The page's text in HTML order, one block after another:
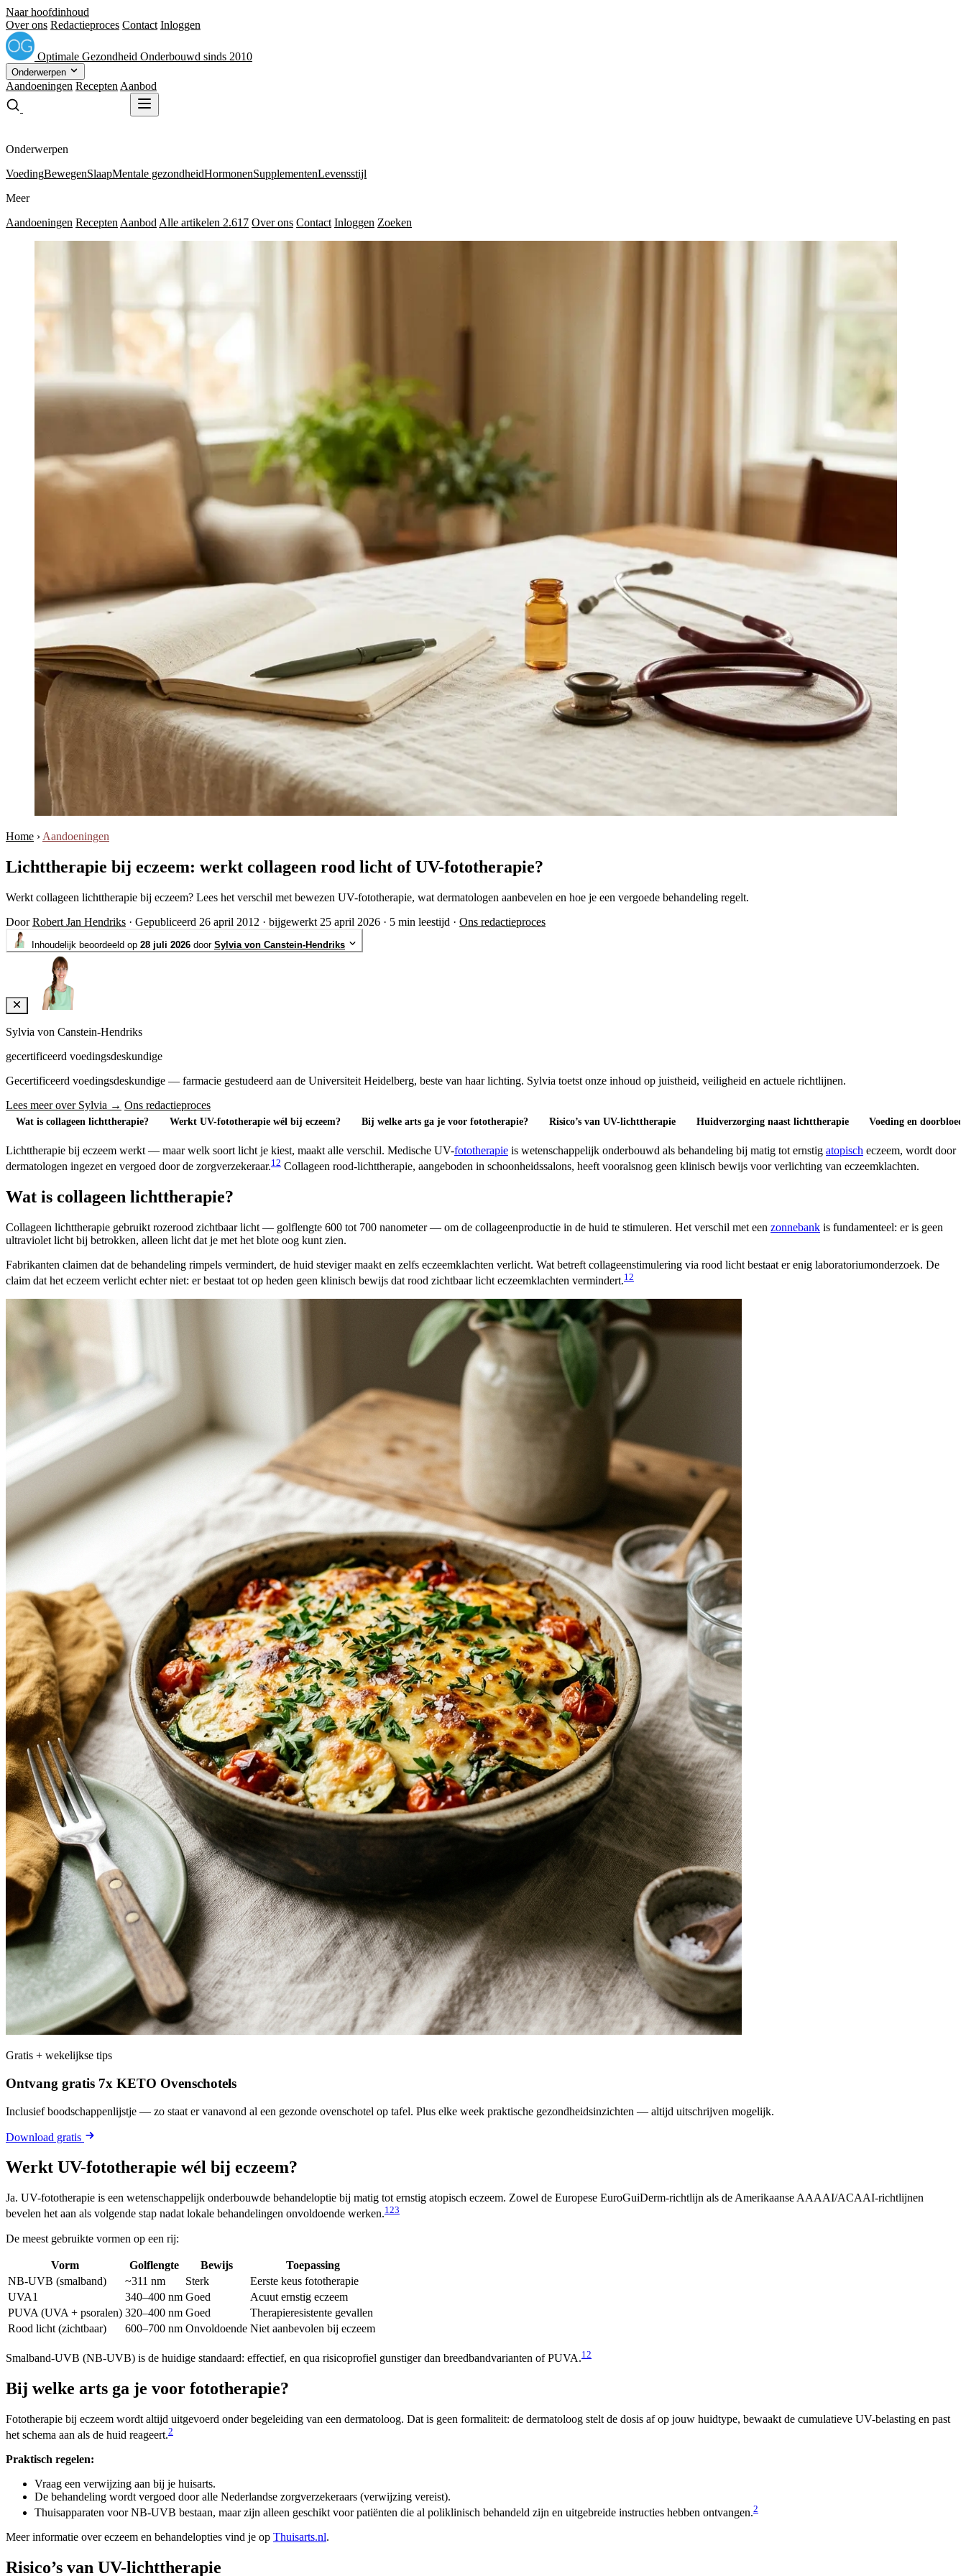
Naar hoofdinhoud
Over ons Redactieproces Contact Inloggen
Optimale Gezondheid Onderbouwd sinds 2010
Onderwerpen
Aandoeningen Recepten Aanbod
Onderwerpen
VoedingBewegenSlaapMentale gezondheidHormonenSupplementenLevensstijl
Meer
Aandoeningen Recepten Aanbod Alle artikelen 2.617 Over ons Contact Inloggen Zoeken
Home › Aandoeningen
Lichttherapie bij eczeem: werkt collageen rood licht of UV-fototherapie?
Werkt collageen lichttherapie bij eczeem? Lees het verschil met bewezen UV-fototherapie, wat dermatologen aanbevelen en hoe je een vergoede behandeling regelt.
DoorRobert Jan Hendriks · Gepubliceerd 26 april 2012 · bijgewerkt 25 april 2026 · 5 min leestijd · Ons redactieproces
Inhoudelijk beoordeeld op 28 juli 2026 door Sylvia von Canstein-Hendriks
Sylvia von Canstein-Hendriks
gecertificeerd voedingsdeskundige
Gecertificeerd voedingsdeskundige — farmacie gestudeerd aan de Universiteit Heidelberg, beste van haar lichting. Sylvia toetst onze inhoud op juistheid, veiligheid en actuele richtlijnen.
Lees meer over Sylvia → Ons redactieproces
Wat is collageen lichttherapie? Werkt UV-fototherapie wél bij eczeem? Bij welke arts ga je voor fototherapie? Risico’s van UV-lichttherapie Huidverzorging naast lichttherapie Voeding en
Lichttherapie bij eczeem werkt — maar welk soort licht je kiest, maakt alle verschil. Medische UV-fototherapie is wetenschappelijk onderbouwd als behandeling bij matig tot ernstig atopisch eczeem, wordt door
dermatologen ingezet en vergoed door de zorgverzekeraar.1 2 Collageen rood-lichttherapie, aangeboden in schoonheidssalons, heeft vooralsnog geen klinisch bewijs voor verlichting van eczeemklachten.
Wat is collageen lichttherapie?
Collageen lichttherapie gebruikt rozerood zichtbaar licht — golflengte 600 tot 700 nanometer — om de collageenproductie in de huid te stimuleren. Het verschil met een zonnebank is fundamenteel: er is geen
ultraviolet licht bij betrokken, alleen licht dat je met het blote oog kunt zien.
Fabrikanten claimen dat de behandeling rimpels vermindert, de huid steviger maakt en zelfs eczeemklachten verlicht. Wat betreft collageenstimulering via rood licht bestaat er enig laboratoriumonderzoek. De
claim dat het eczeem verlicht echter niet: er bestaat tot op heden geen klinisch bewijs dat rood zichtbaar licht eczeemklachten vermindert.1 2
Gratis + wekelijkse tips
Ontvang gratis 7x KETO Ovenschotels
Inclusief boodschappenlijstje — zo staat er vanavond al een gezonde ovenschotel op tafel. Plus elke week praktische gezondheidsinzichten — altijd uitschrijven mogelijk.
Download gratis
Werkt UV-fototherapie wél bij eczeem?
Ja. UV-fototherapie is een wetenschappelijk onderbouwde behandeloptie bij matig tot ernstig atopisch eczeem. Zowel de Europese EuroGuiDerm-richtlijn als de Amerikaanse AAAAI/ACAAI-richtlijnen
bevelen het aan als volgende stap nadat lokale behandelingen onvoldoende werken.123
De meest gebruikte vormen op een rij:
Vorm Golflengte Bewijs
Toepassing
NB-UVB (smalband)
~311 nm Sterk
Eerste keus fototherapie
UVA1
340–400 nm Goed
Acuut ernstig eczeem
PUVA (UVA + psoralen) 320–400 nm Goed
Therapieresistente gevallen
Rood licht (zichtbaar)
600–700 nm Onvoldoende Niet aanbevolen bij eczeem
Smalband-UVB (NB-UVB) is de huidige standaard: effectief, en qua risicoprofiel gunstiger dan breedbandvarianten of PUVA.1 2
Bij welke arts ga je voor fototherapie?
Fototherapie bij eczeem wordt altijd uitgevoerd onder begeleiding van een dermatoloog. Dat is geen formaliteit: de dermatoloog stelt de dosis af op jouw huidtype, bewaakt de cumulatieve UV-belasting en past
het schema aan als de huid reageert.2
Praktisch regelen:
Vraag een verwijzing aan bij je huisarts.
De behandeling wordt vergoed door alle Nederlandse zorgverzekeraars (verwijzing vereist).
Thuisapparaten voor NB-UVB bestaan, maar zijn alleen geschikt voor patiënten die al poliklinisch behandeld zijn en uitgebreide instructies hebben ontvangen.2
Meer informatie over eczeem en behandelopties vind je op Thuisarts.nl.
Risico’s van UV-lichttherapie